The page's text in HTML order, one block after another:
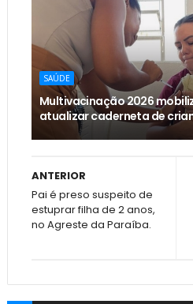
SAÚDE
Multivacinação 2026
atualizar caderneta de
ANTERIOR
Pai é preso suspeito de
estuprar filha de 2 anos,
no Agreste da Paraíba.